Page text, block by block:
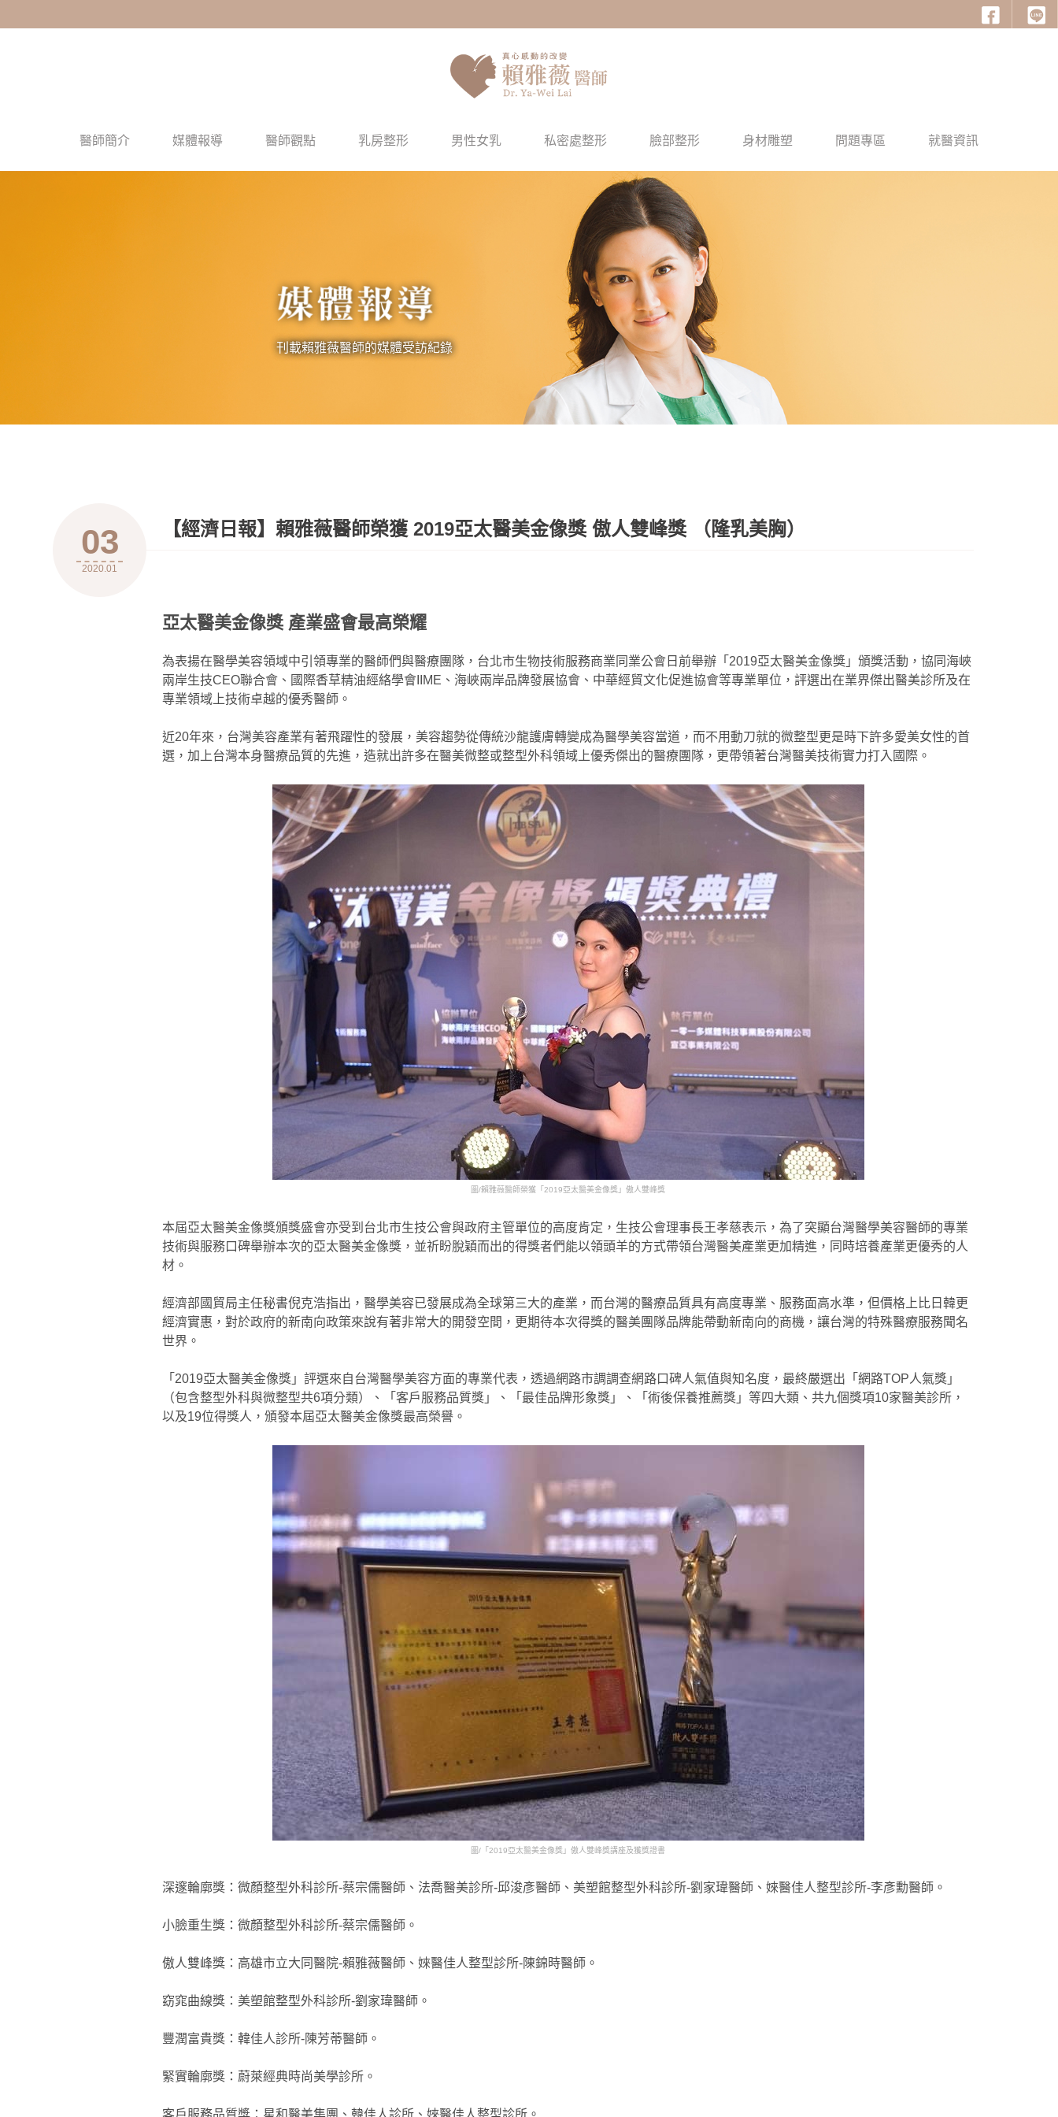
醫師簡介 媒體報導 醫師觀點 乳房整形 男性女乳 私密處整形 臉部整形 身材雕塑 問題專區 就醫資訊
刊載賴雅薇醫師的媒體受訪紀錄
03
2020.01
【經濟日報】賴雅薇醫師榮獲 2019亞太醫美金像獎 傲人雙峰獎 （隆乳美胸）
亞太醫美金像獎 產業盛會最高榮耀
為表揚在醫學美容領域中引領專業的醫師們與醫療團隊，台北市生物技術服務商業同業公會日前舉辦「2019亞太醫美金像獎」頒獎活動，協同海峽
兩岸生技CEO聯合會、國際香草精油經絡學會IIME、海峽兩岸品牌發展協會、中華經貿文化促進協會等專業單位，評選出在業界傑出醫美診所及在
專業領域上技術卓越的優秀醫師。
近20年來，台灣美容產業有著飛躍性的發展，美容趨勢從傳統沙龍護膚轉變成為醫學美容當道，而不用動刀就的微整型更是時下許多愛美女性的首
選，加上台灣本身醫療品質的先進，造就出許多在醫美微整或整型外科領域上優秀傑出的醫療團隊，更帶領著台灣醫美技術實力打入國際。
圖/賴雅薇醫師榮獲「2019亞太醫美金像獎」傲人雙峰獎
本屆亞太醫美金像獎頒獎盛會亦受到台北市生技公會與政府主管單位的高度肯定，生技公會理事長王孝慈表示，為了突顯台灣醫學美容醫師的專業
技術與服務口碑舉辦本次的亞太醫美金像獎，並祈盼脫穎而出的得獎者們能以領頭羊的方式帶領台灣醫美產業更加精進，同時培養產業更優秀的人
材。
經濟部國貿局主任秘書倪克浩指出，醫學美容已發展成為全球第三大的產業，而台灣的醫療品質具有高度專業、服務面高水準，但價格上比日韓更
經濟實惠，對於政府的新南向政策來說有著非常大的開發空間，更期待本次得獎的醫美團隊品牌能帶動新南向的商機，讓台灣的特殊醫療服務聞名
世界。
「2019亞太醫美金像獎」評選來自台灣醫學美容方面的專業代表，透過網路市調調查網路口碑人氣值與知名度，最終嚴選出「網路TOP人氣獎」
（包含整型外科與微整型共6項分類）、「客戶服務品質獎」、「最佳品牌形象獎」、「術後保養推薦獎」等四大類、共九個獎項10家醫美診所，
以及19位得獎人，頒發本屆亞太醫美金像獎最高榮譽。
圖/「2019亞太醫美金像獎」傲人雙峰獎講座及獲獎證書
深邃輪廓獎：微顏整型外科診所-蔡宗儒醫師、法喬醫美診所-邱浚彥醫師、美塑館整型外科診所-劉家瑋醫師、婡醫佳人整型診所-李彥勳醫師。
小臉重生獎：微顏整型外科診所-蔡宗儒醫師。
傲人雙峰獎：高雄市立大同醫院-賴雅薇醫師、婡醫佳人整型診所-陳錦時醫師。
窈窕曲線獎：美塑館整型外科診所-劉家瑋醫師。
豐潤富貴獎：韓佳人診所-陳芳蒂醫師。
緊實輪廓獎：蔚萊經典時尚美學診所。